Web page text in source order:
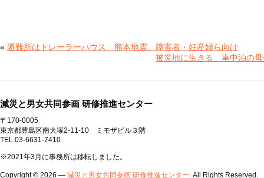
« 避難所はトレーラーハウス 熊本地震、障害者・妊産婦ら向け
被災地に生きる 車中泊の
減災と男女共同参画 研修推進センター
〒170-0005
東京都豊島区南大塚2-11-10 ミモザビル３階
TEL 03-6631-7410
※2021年3月に事務所は移転しました。
Copyright © 2026 — 減災と男女共同参画 研修推進センター. All Rights Reserved.